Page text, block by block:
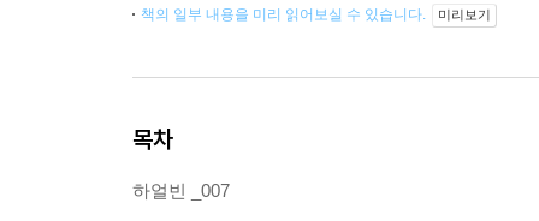
책의 일부 내용을 미리 읽어보실 수 있습니다. 미리보기
목차
하얼빈 _007